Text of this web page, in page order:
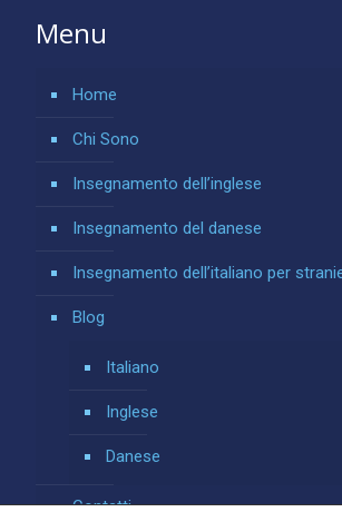
Menu
Home
Chi Sono
Insegnamento dell’inglese
Insegnamento del danese
Insegnamento dell’italiano per
Blog
Italiano
Inglese
Danese
Contatti